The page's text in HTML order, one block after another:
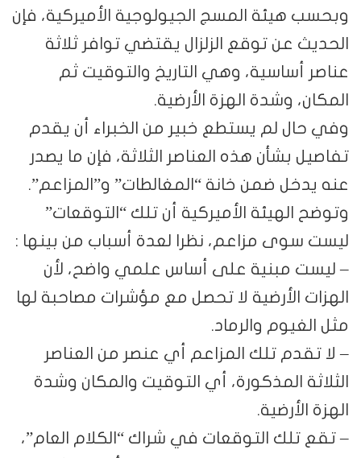
وبحسب هيئة المسج الجيولوجية الأميركية، فإن
الحديث عن توقع الزلزال يقتضي توافر ثلاثة
عناصر أساسية، وهي التاريخ والتوقيت ثم
المكان، وشدة الهزة الأرضية.
وفي حال لم يستطع خبير من الخبراء أن يقدم
تفاصيل بشأن هذه العناصر الثلاثة، فإن ما يصدر
عنه يدخل ضمن خانة “المغالطات” و”المزاعم”.
وتوضح الهيئة الأميركية أن تلك “التوقعات”
ليست سوى مزاعم، نظرا لعدة أسباب من بينها :
– ليست مبنية على أساس علمي واضح، لأن
الهزات الأرضية لا تحصل مع مؤشرات مصاحبة لها
مثل الغيوم والرماد.
– لا تقدم تلك المزاعم أي عنصر من العناصر
الثلاثة المذكورة، أي التوقيت والمكان وشدة
الهزة الأرضية.
– تقع تلك التوقعات في شراك “الكلام العام”،